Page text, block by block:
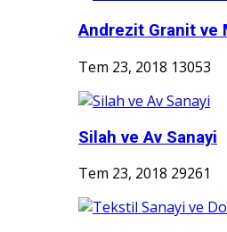
Andrezit Granit ve
Tem 23, 2018 13053
Silah ve Av Sanayi
Tem 23, 2018 29261